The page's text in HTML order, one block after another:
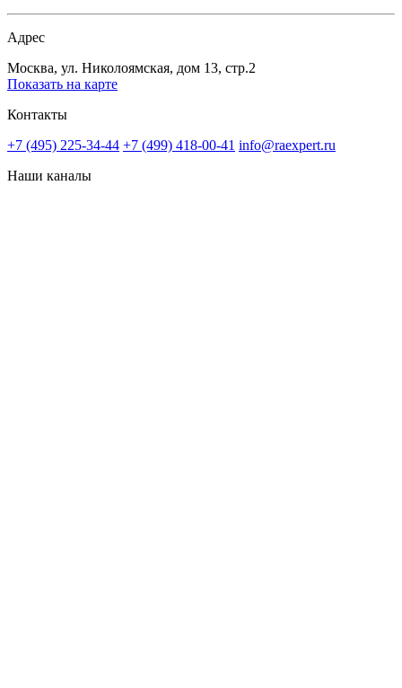
Адрес
Москва, ул. Николоямская, дом 13, стр.2
Показать на карте
Контакты
+7 (495) 225-34-44 +7 (499) 418-00-41 info@raexpert.ru
Наши каналы